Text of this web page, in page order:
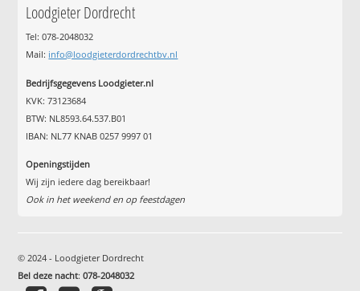
Loodgieter Dordrecht
Tel: 078-2048032
Mail: info@loodgieterdordrechtbv.nl
Bedrijfsgegevens Loodgieter.nl
KVK: 73123684
BTW: NL8593.64.537.B01
IBAN: NL77 KNAB 0257 9997 01
Openingstijden
Wij zijn iedere dag bereikbaar!
Ook in het weekend en op feestdagen
© 2024 - Loodgieter Dordrecht
Bel deze nacht:078-2048032